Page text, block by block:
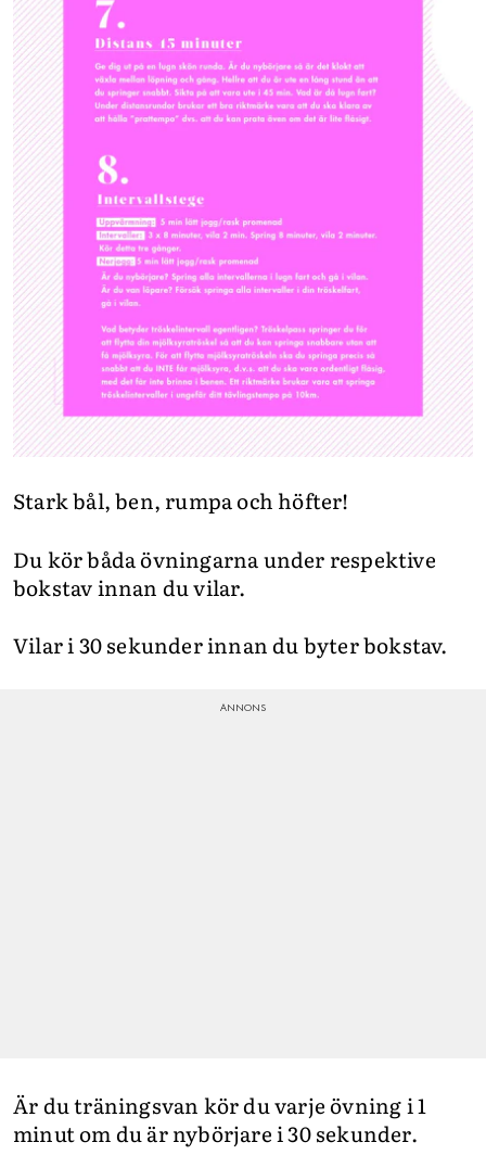
Stark bål, ben, rumpa och höfter!
Du kör båda övningarna under respektive
bokstav innan du vilar.
Vilar i 30 sekunder innan du byter bokstav.
Är du träningsvan kör du varje övning i 1
minut om du är nybörjare i 30 sekunder.